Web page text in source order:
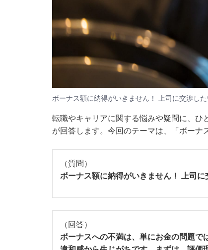
ボーナス額に納得がいきません！ 上司に交渉し
転職やキャリアに関する悩みや疑問に、ひ
が回答します。今回のテーマは、「ボーナ
（質問）
ボーナス額に納得がいきません！ 上司
（回答）
ボーナスへの不満は、単にお金の問題で